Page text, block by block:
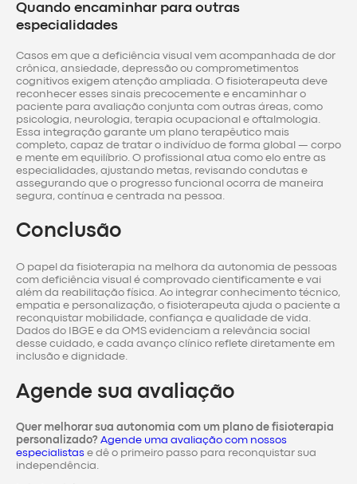
Quando encaminhar para outras
especialidades
Casos em que a deficiência visual vem acompanhada de dor
crônica, ansiedade, depressão ou comprometimentos
cognitivos exigem atenção ampliada. O fisioterapeuta deve
reconhecer esses sinais precocemente e encaminhar o
paciente para avaliação conjunta com outras áreas, como
psicologia, neurologia, terapia ocupacional e oftalmologia.
Essa integração garante um plano terapêutico mais
completo, capaz de tratar o indivíduo de forma global — corpo
e mente em equilíbrio. O profissional atua como elo entre as
especialidades, ajustando metas, revisando condutas e
assegurando que o progresso funcional ocorra de maneira
segura, contínua e centrada na pessoa.
Conclusão
O papel da fisioterapia na melhora da autonomia de pessoas
com deficiência visual é comprovado cientificamente e vai
além da reabilitação física. Ao integrar conhecimento técnico,
empatia e personalização, o fisioterapeuta ajuda o paciente a
reconquistar mobilidade, confiança e qualidade de vida.
Dados do IBGE e da OMS evidenciam a relevância social
desse cuidado, e cada avanço clínico reflete diretamente em
inclusão e dignidade.
Agende sua avaliação
Quer melhorar sua autonomia com um plano de fisioterapia
personalizado? Agende uma avaliação com nossos
especialistas e dê o primeiro passo para reconquistar sua
independência.